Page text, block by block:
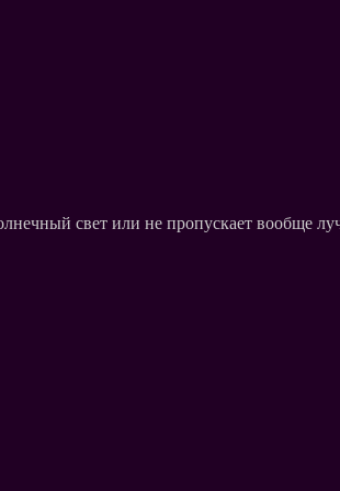
свет или не пропускает вообще